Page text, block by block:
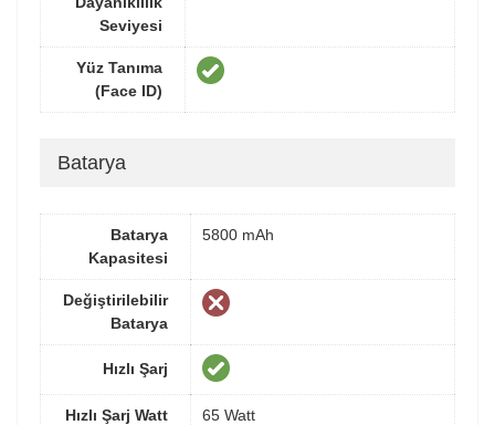
Seviyesi
Yüz Tanıma
(Face ID)
Batarya
Batarya
Kapasitesi
5800 mAh
Değiştirilebilir
Batarya
Hızlı Şarj
Hızlı Şarj Watt
65 Watt